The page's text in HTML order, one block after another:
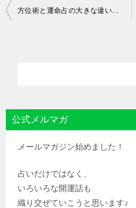
投
シ
公式メルマガ
メールマガジン始めました！
占いだけではなく、
いろいろな開運話も
織り交ぜていこうと思います♪